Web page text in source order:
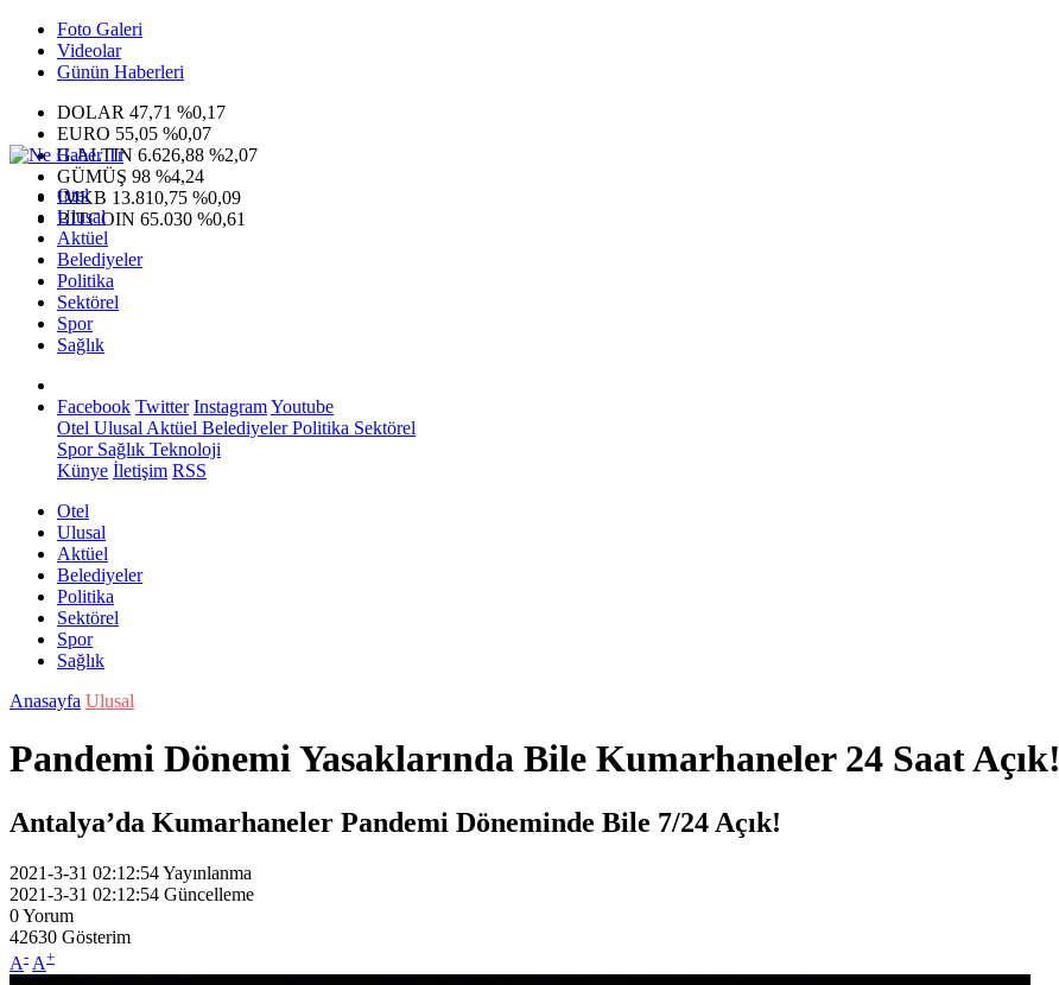
Foto Galeri
Videolar
Günün Haberleri
DOLAR 47,71 %0,17
EURO 55,05 %0,07
G.ALTIN 6.626,88 %2,07
GÜMÜŞ 98 %4,24
IMKB 13.810,75 %0,09
BITCOIN 65.030 %0,61
Otel
Ulusal
Aktüel
Belediyeler
Politika
Sektörel
Spor
Sağlık
Facebook Twitter InstagramYoutube
Otel Ulusal Aktüel BelediyelerPolitika Sektörel
SporSağlık Teknoloji
Künye İletişim RSS
Otel
Ulusal
Aktüel
Belediyeler
Politika
Sektörel
Spor
Sağlık
Anasayfa Ulusal
Pandemi Dönemi Yasaklarında Bile Kumarhaneler 24 Saat Açık!
Antalya’da Kumarhaneler Pandemi Döneminde Bile 7/24 Açık!
2021-3-31 02:12:54Yayınlanma
2021-3-31 02:12:54 Güncelleme
0Yorum
42630 Gösterim
A- A+